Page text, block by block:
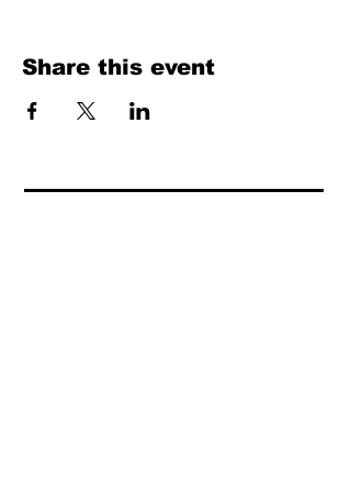
Share this event
Fill Out the Form. We Will Get Back to